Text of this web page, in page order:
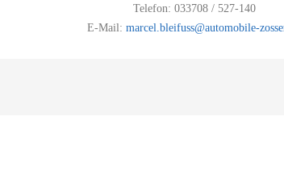
Telefon: 033708 / 527-140
E-Mail: marcel.bleifuss@automobile-